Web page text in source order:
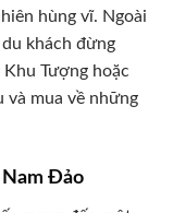
hùng vĩ. Ngoài
khách đừng
Tượng hoặc
mua về những
Nam Đảo